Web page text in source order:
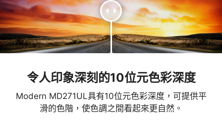
令人印象深刻的10位元色彩深度
Modern MD271UL具有10位元色彩深度，可提供平
滑的色階，使色調之間看起來更自然。